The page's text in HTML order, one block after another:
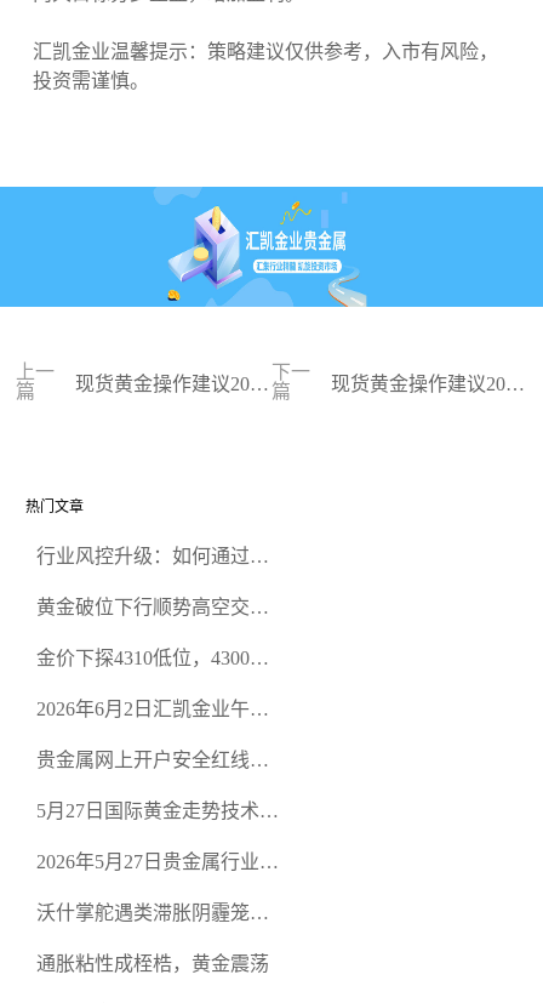
汇凯金业温馨提示：策略建议仅供参考，入市有风险，
投资需谨慎。
上一
篇
现货黄金操作建议2023
下一
篇
现货黄金操作建议2023
热门文章
行业风控升级：如何通过正
规黄金开户交易平台？
黄金破位下行顺势高空交易
金价下探4310低位，4300关
2026年6月2日汇凯金业午盘
空头清算算法如何布防？
贵金属网上开户安全红线：
恶意洗盘陷阱
5月27日国际黄金走势技术盘
规黄金平台全方位行情解析
2026年5月27日贵金属行业新
正规贵金属开户平台迎开户
热潮
沃什掌舵遇类滞胀阴霾笼
通胀粘性成桎梏，黄金震荡